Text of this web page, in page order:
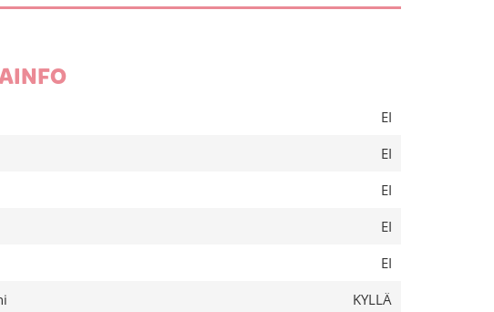
EI
EI
EI
EI
EI
KYLLÄ